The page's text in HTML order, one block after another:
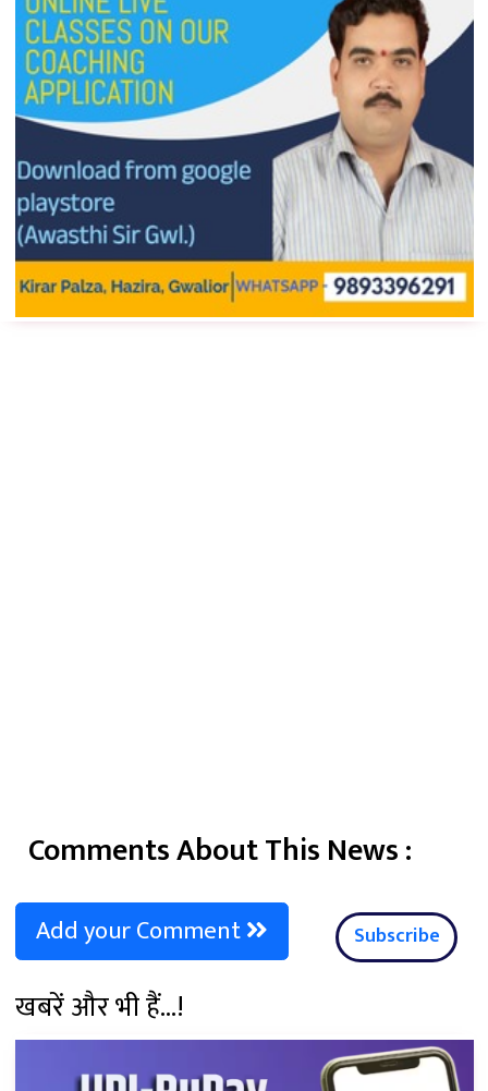
Comments About This News :
Add your Comment Subscribe
खबरें और भी हैं...!